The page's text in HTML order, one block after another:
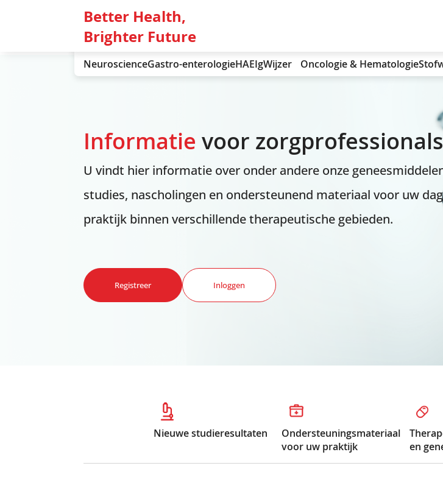
Better Health,
Brighter Future
NeuroscienceGastro-enterologieHAEIgWijzer Oncologie & Hematologie
Informatie voor zorgprofessionals
U vindt hier informatie over onder andere onze
studies, nascholingen en ondersteunend materiaal voor uw
praktijk binnen verschillende therapeutische gebieden.
Registreer Inloggen
Nieuwe studieresultaten
Ondersteuningsmateriaal
voor uw praktijk
en